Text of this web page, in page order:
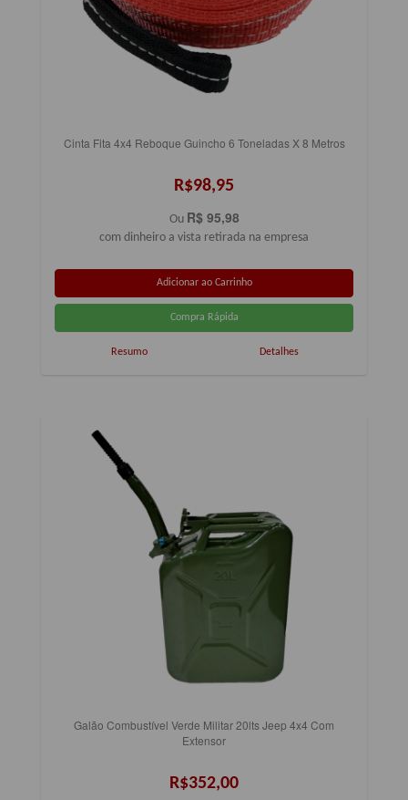
Cinta Fita 4x4 Reboque Guincho 6 Toneladas X 8 Metros
R$98,95
Ou R$ 95,98
com dinheiro a vista retirada na empresa
Resumo Detalhes
Galão Combustível Verde Militar 20lts Jeep 4x4 Com
Extensor
R$352,00